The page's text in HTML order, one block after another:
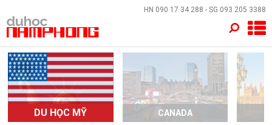
HN 090 17 34 288 - SG 093 205 3388
DU HỌC MỸ CANADA
×
TRANG CHỦ
QUỐC GIA
EVENTS